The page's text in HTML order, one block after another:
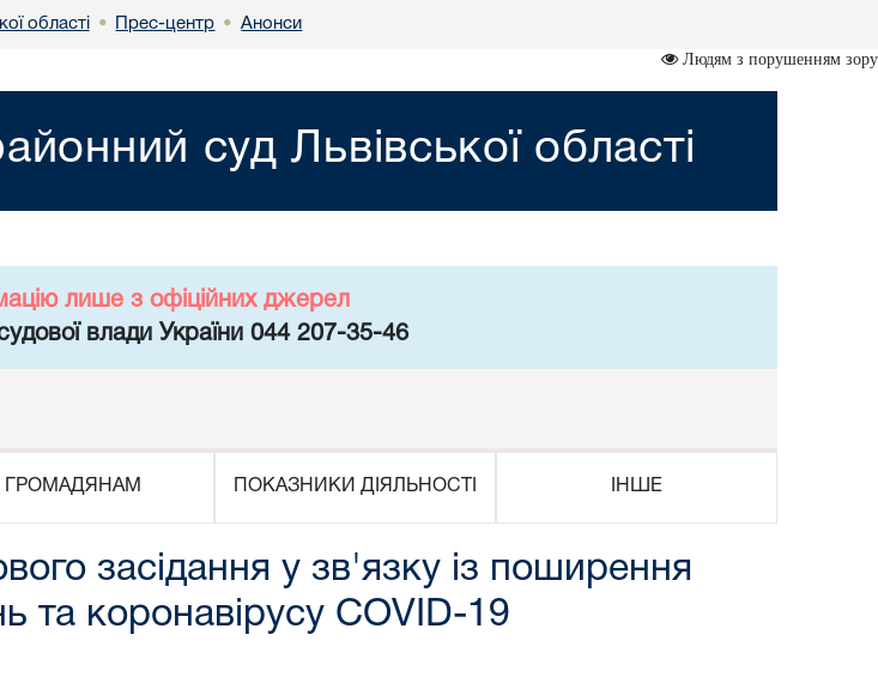
області • Прес-центр • Анонси
Людям з порушенням зору
суд Львівської області
лише з офіційних джерел
влади України 044 207-35-46
ГРОМАДЯНАМ ПОКАЗНИКИ ДІЯЛЬНОСТІ ІНШЕ
засідання у зв'язку із поширення
та коронавірусу COVID-19